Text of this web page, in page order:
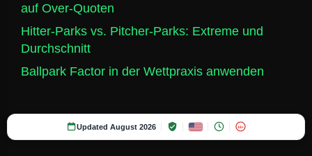
auf Over-Quoten
Hitter-Parks vs. Pitcher-Parks: Extreme und
Durchschnitt
Ballpark Factor in der Wettpraxis anwenden
Updated August 2026 18+